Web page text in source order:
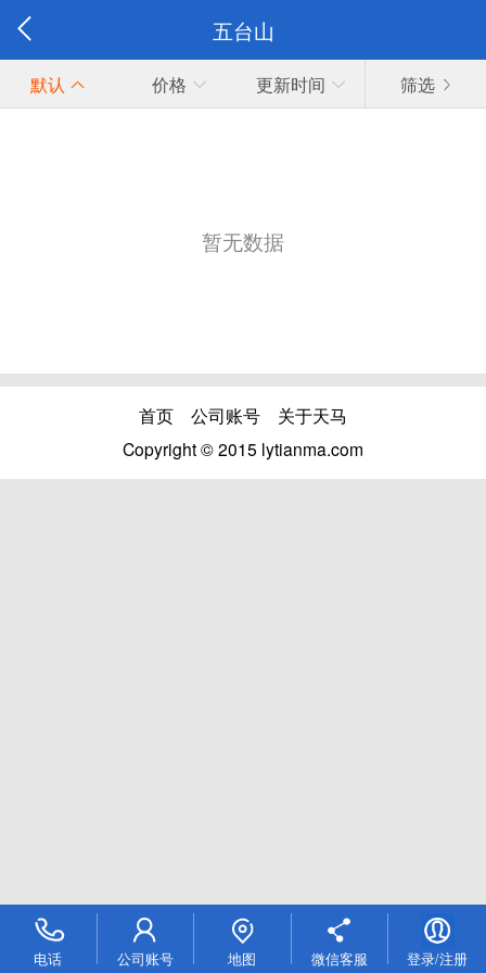
五台山
默认 价格 更新时间 筛选
暂无数据
首页 公司账号
关于天马
Copyright © 2015 lytianma.com
电话 公司账号 地图 微信客服 登录/注册